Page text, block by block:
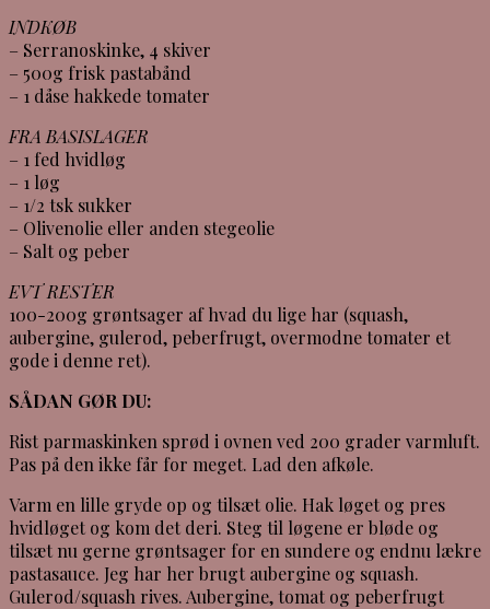
INDKØB
– Serranoskinke, 4 skiver
– 500g frisk pastabånd
– 1 dåse hakkede tomater
FRA BASISLAGER
– 1 fed hvidløg
– 1 løg
– 1/2 tsk sukker
– Olivenolie eller anden stegeolie
– Salt og peber
EVT RESTER
100-200g grøntsager af hvad du lige har (squash,
aubergine, gulerod, peberfrugt, overmodne tomater et
gode i denne ret).
SÅDAN GØR DU:
Rist parmaskinken sprød i ovnen ved 200 grader varmluft.
Pas på den ikke får for meget. Lad den afkøle.
Varm en lille gryde op og tilsæt olie. Hak løget og pres
hvidløget og kom det deri. Steg til løgene er bløde og
tilsæt nu gerne grøntsager for en sundere og endnu lækre
pastasauce. Jeg har her brugt aubergine og squash.
Gulerod/squash rives. Aubergine, tomat og peberfrugt